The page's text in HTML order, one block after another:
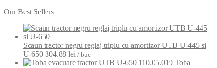
Our Best Sellers
Scaun tractor negru reglaj triplu cu amortizor UTB U-445 si
U-650 304,88 lei / buc
Toba